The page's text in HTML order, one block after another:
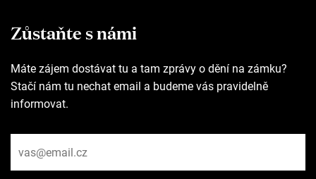
Zůstaňte s námi
Máte zájem dostávat tu a tam zprávy o dění na zámku?
Stačí nám tu nechat email a budeme vás pravidelně
informovat.